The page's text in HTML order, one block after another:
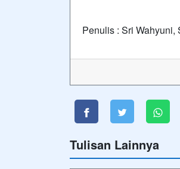
Penulis : Sri Wahyuni,
Tulisan Lainnya